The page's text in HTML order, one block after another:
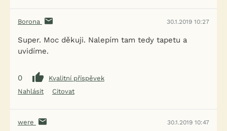
Borona 30.1.2019 10:27
Super. Moc děkuji. Nalepím tam tedy tapetu a
uvidíme.
0
Kvalitní příspěvek
Nahlásit
Citovat
were 30.1.2019 10:47